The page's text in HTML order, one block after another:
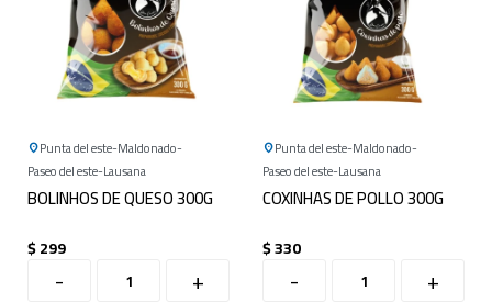
Punta del este Maldonado
Paseo del este Lausana
BOLINHOS DE QUESO 300G
$299
- +
Punta del este Maldonado
Paseo del este Lausana
COXINHAS DE POLLO 300G
$330
- +